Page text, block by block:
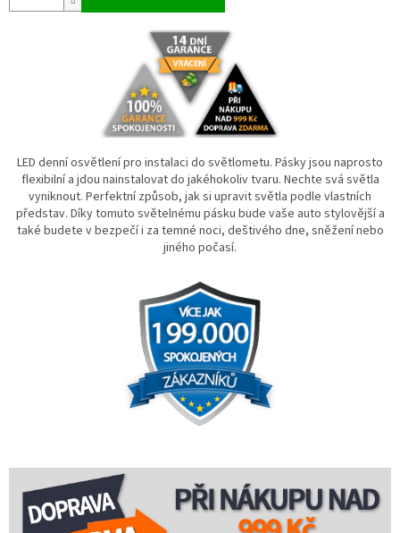
LED denní osvětlení pro instalaci do světlometu. Pásky jsou naprosto
flexibilní a jdou nainstalovat do jakéhokoliv tvaru. Nechte svá světla
vyniknout. Perfektní způsob, jak si upravit světla podle vlastních
představ. Díky tomuto světelnému pásku bude vaše auto stylovější a
také budete v bezpečí i za temné noci, deštivého dne, sněžení nebo
jiného počasí.